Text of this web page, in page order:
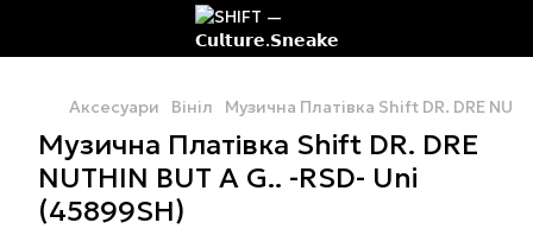
Аксесуари Вініл Музична Платівка Shift DR. DRE
Музична Платівка Shift DR. DRE
NUTHIN BUT A G.. -RSD- Uni
(45899SH)